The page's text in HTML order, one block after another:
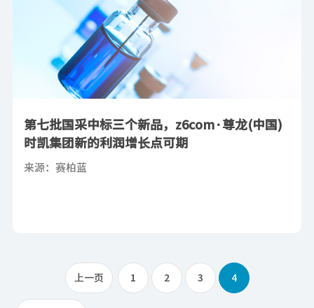
第七批国采中标三个新品，z6com·尊龙(中国)
时凯集团新的利润增长点可期
来源：赛柏蓝
上一页 1 2 3 4